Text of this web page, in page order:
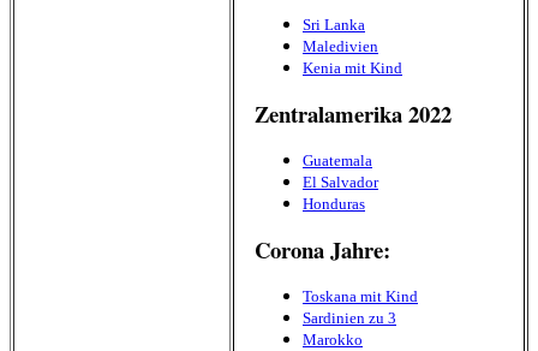
Sri Lanka
Maledivien
Kenia mit Kind
Zentralamerika 2022
Guatemala
El Salvador
Honduras
Corona Jahre:
Toskana mit Kind
Sardinien zu 3
Marokko